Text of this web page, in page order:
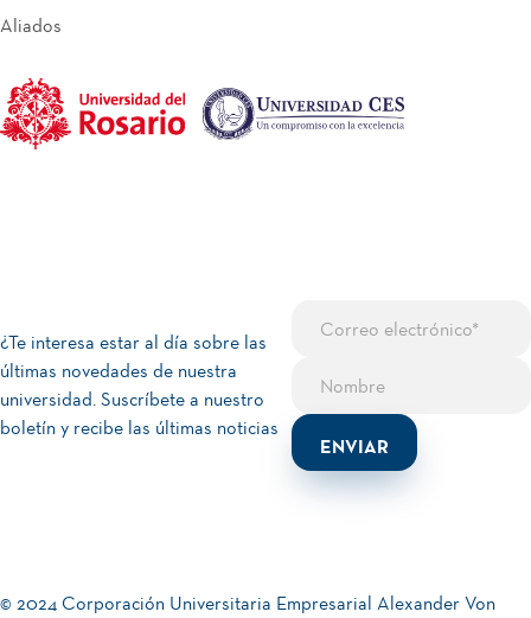
Aliados
¿Te interesa estar al día sobre las
últimas novedades de nuestra
universidad. Suscríbete a nuestro
boletín y recibe las últimas noticias
© 2024 Corporación Universitaria Empresarial Alexander Von